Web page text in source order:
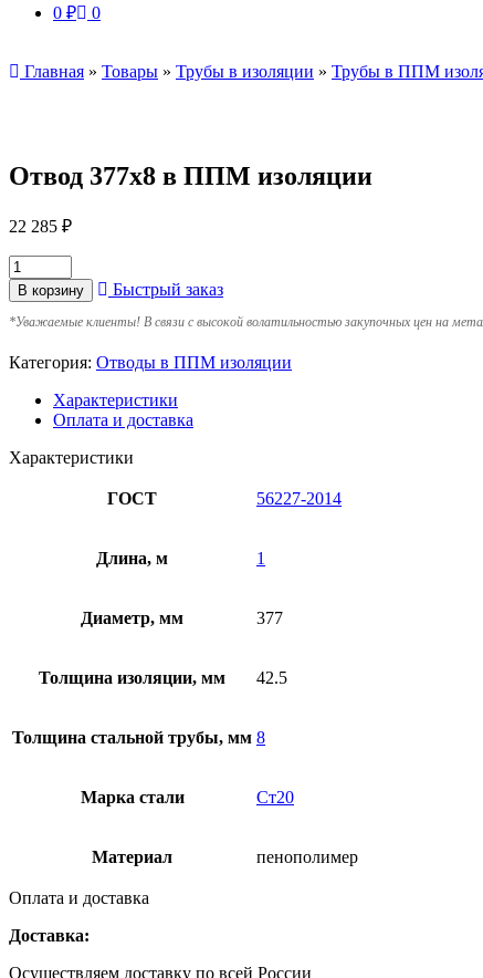
0 ₽ 0
Главная » Товары » Трубы в изоляции » Трубы в ППМ
Отвод 377х8 в ППМ изоляции
22 285 ₽
В корзину Быстрый заказ
*Уважаемые клиенты! В связи с высокой волатильностью закупочных цен на
Категория: Отводы в ППМ изоляции
Характеристики
Оплата и доставка
Характеристики
ГОСТ 56227-2014
Длина, м 1
Диаметр, мм 377
Толщина изоляции, мм 42.5
Толщина стальной трубы, мм 8
Марка стали Ст20
Материал пенополимер
Оплата и доставка
Доставка:
Осуществляем доставку по всей России